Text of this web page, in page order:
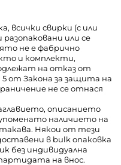
всички свирки (с или
или се
не е фабрично
и комплекти,
на отказ от
5 от Закона за защита на
не се отнася
описанието
наличието на
такава. Някои от тези
в bulk опаковка
без индивидуална
на внос.